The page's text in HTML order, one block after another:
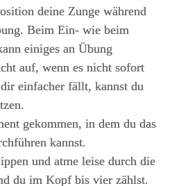
deine Zunge während
Beim Ein- wie beim
einiges an Übung
auf, wenn es nicht sofort
einfacher fällt, kannst du
gekommen, in dem du das
kannst.
und atme leise durch die
du im Kopf bis vier zählst.